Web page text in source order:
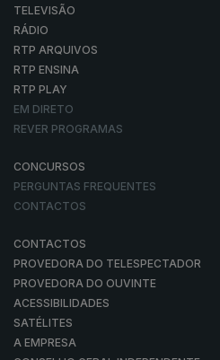
TELEVISÃO
RÁDIO
RTP ARQUIVOS
RTP ENSINA
RTP PLAY
EM DIRETO
REVER PROGRAMAS
CONCURSOS
PERGUNTAS FREQUENTES
CONTACTOS
CONTACTOS
PROVEDORA DO TELESPECTADOR
PROVEDORA DO OUVINTE
ACESSIBILIDADES
SATÉLITES
A EMPRESA